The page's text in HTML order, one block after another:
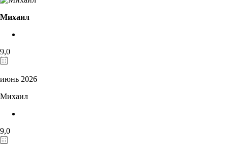
Михаил
9,0
июнь 2026
Михаил
9,0